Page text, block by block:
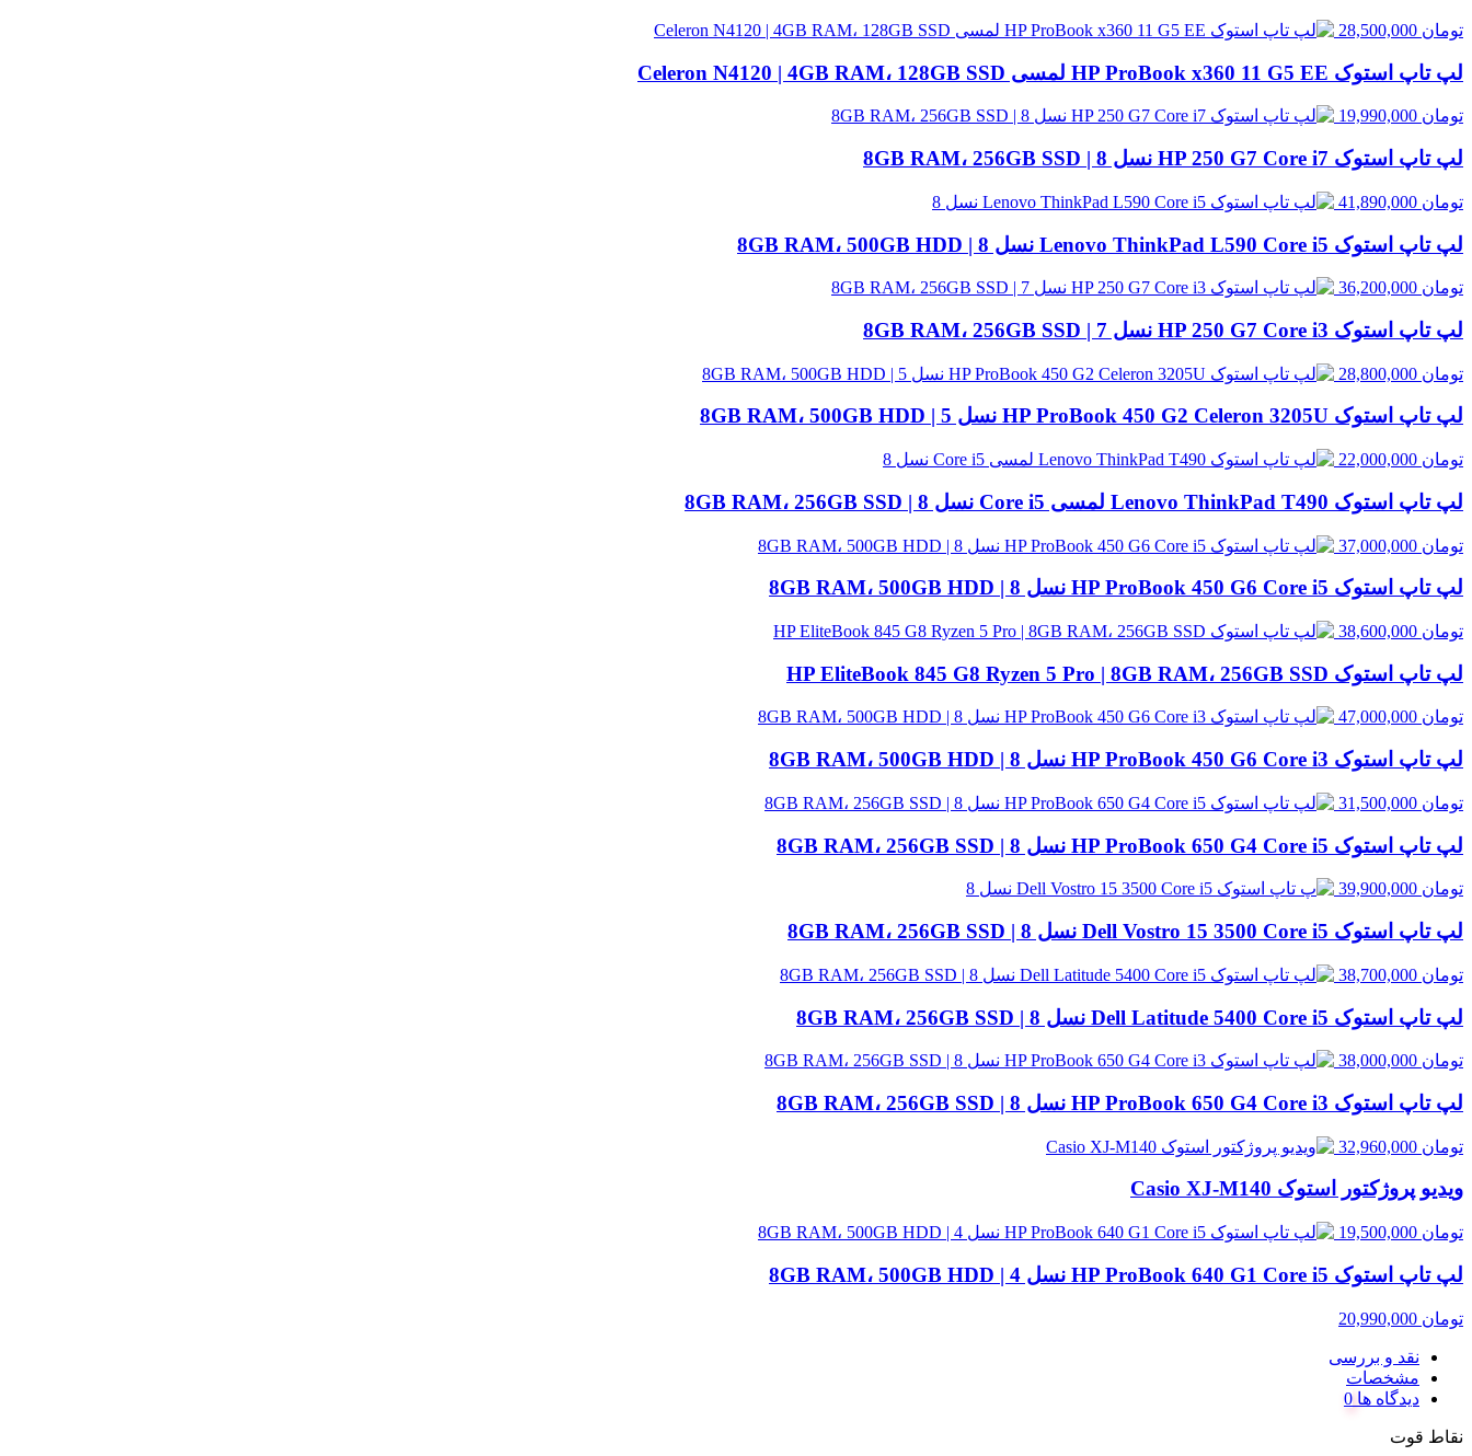
تومان
لپ تاپ استوک HP ProBook x360 11 G5 EE لمسی Celeron N4120 | 4GB RAM، 128GB SSD
تومان
لپ تاپ استوک HP 250 G7 Core i7 نسل 8 | 8GB RAM، 256GB SSD
تومان
لپ تاپ استوک Lenovo ThinkPad L590 Core i5 نسل 8 | 8GB RAM، 500GB HDD
تومان
لپ تاپ استوک HP 250 G7 Core i3 نسل 7 | 8GB RAM، 256GB SSD
تومان
لپ تاپ استوک HP ProBook 450 G2 Celeron 3205U نسل 5 | 8GB RAM، 500GB HDD
تومان
لپ تاپ استوک Lenovo ThinkPad T490 لمسی Core i5 نسل 8 | 8GB RAM، 256GB SSD
تومان
لپ تاپ استوک HP ProBook 450 G6 Core i5 نسل 8 | 8GB RAM، 500GB HDD
تومان
لپ تاپ استوک HP EliteBook 845 G8 Ryzen 5 Pro | 8GB RAM، 256GB SSD
تومان
لپ تاپ استوک HP ProBook 450 G6 Core i3 نسل 8 | 8GB RAM، 500GB HDD
تومان
لپ تاپ استوک HP ProBook 650 G4 Core i5 نسل 8 | 8GB RAM، 256GB SSD
تومان
لپ تاپ استوک Dell Vostro 15 3500 Core i5 نسل 8 | 8GB RAM، 256GB SSD
تومان
لپ تاپ استوک Dell Latitude 5400 Core i5 نسل 8 | 8GB RAM، 256GB SSD
تومان
لپ تاپ استوک HP ProBook 650 G4 Core i3 نسل 8 | 8GB RAM، 256GB SSD
تومان
ویدیو پروژکتور استوک Casio XJ‑M140
تومان
لپ تاپ استوک HP ProBook 640 G1 Core i5 نسل 4 | 8GB RAM، 500GB HDD
تومان
نقد و بررسی
مشخصات
دیدگاه ها
نقاط قوت